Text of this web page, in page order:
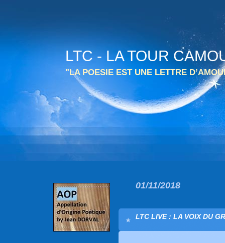
LTC - LA TOUR
"LA POESIE EST UNE LETTRE
01/11/2018
LTC LIVE : LA VOIX DU